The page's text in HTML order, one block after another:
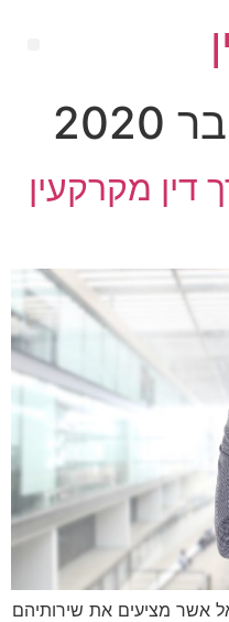
דין מקרקעין
אשר מציעים את שירותיהם